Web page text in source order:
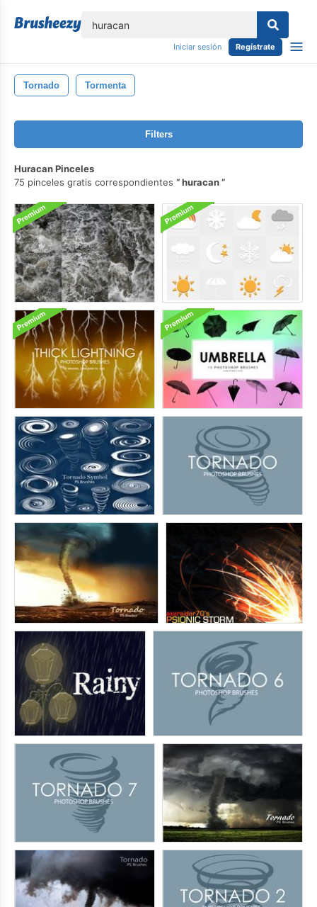
Iniciar sesión Regístrate
Tornado Tormenta
Filters
Huracan Pinceles
75 pinceles gratis correspondientes
huracan